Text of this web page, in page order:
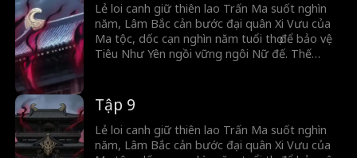
Lẻ loi canh giữ thiên lao Trấn Ma suốt nghìn
năm, Lâm Bắc cản bước đại quân Xi Vưu của
Ma tộc, dốc cạn nghìn năm tuổi thọ để bảo vệ
Tiêu Như Yên ngồi vững ngôi Nữ đế. Thế
quân, mà còn giáng hắn làm dân thường.
Tập 9
Lẻ loi canh giữ thiên lao Trấn Ma suốt nghìn
năm, Lâm Bắc cản bước đại quân Xi Vưu của